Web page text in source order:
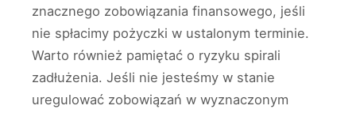
znacznego zobowiązania finansowego, jeśli
nie spłacimy pożyczki w ustalonym terminie.
Warto również pamiętać o ryzyku spirali
zadłużenia. Jeśli nie jesteśmy w stanie
uregulować zobowiązań w wyznaczonym